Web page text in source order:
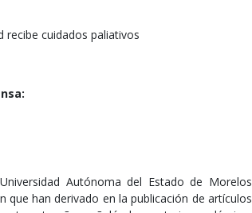
recibe cuidados paliativos
Autónoma del Estado de Morelos
han derivado en la publicación de artículos